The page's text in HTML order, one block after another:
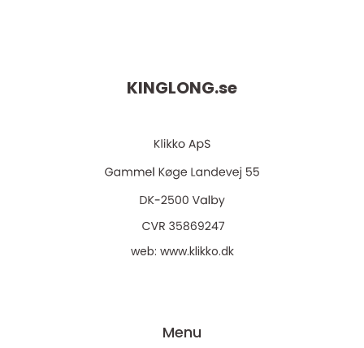
KINGLONG.se
web: www.klikko.dk
Menu